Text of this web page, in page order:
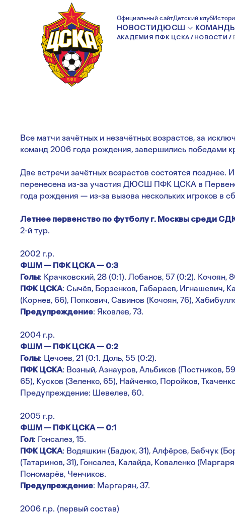
Официальный сайтДетский клуб
НОВОСТИДЮСШ
АКАДЕМИЯ ПФК ЦСКА НОВОСТИ
БЛЕСТЯЩИЙ
ФШМ
Все матчи зачётных и незачётных возрастов, за
команд 2006 года рождения, завершились победами
Две встречи зачётных возрастов состоятся позднее.
перенесена из-за участия ДЮСШ ПФК ЦСКА в
года рождения — из-за вызова нескольких игроков в
Летнее первенство по футболу г. Москвы среди
2-й тур.
2002 г.р.
ФШМ — ПФК ЦСКА — 0:3
Голы: Крачковский, 28 (0:1). Лобанов, 57 (0:2). Кочоян,
ПФК ЦСКА: Сычёв, Борзенков, Габараев, Игнашевич,
(Корнев, 66), Попкович, Савинов (Кочоян, 76),
Предупреждение: Яковлев, 73.
2004 г.р.
ФШМ — ПФК ЦСКА — 0:2
Голы: Цечоев, 21 (0:1. Доль, 55 (0:2).
ПФК ЦСКА: Возный, Азнауров, Альбиков (Постников,
65), Кусков (Зеленко, 65), Найченко, Поройков,
Предупреждение: Шевелев, 60.
2005 г.р.
ФШМ — ПФК ЦСКА — 0:1
Гол: Гонсалез, 15.
ПФК ЦСКА: Водяшкин (Бадюк, 31), Алфёров, Бабчук
(Татаринов, 31), Гонсалез, Калайда, Коваленко
Пономарёв, Ченчиков.
Предупреждение: Маргарян, 37.
2006 г.р. (первый состав)